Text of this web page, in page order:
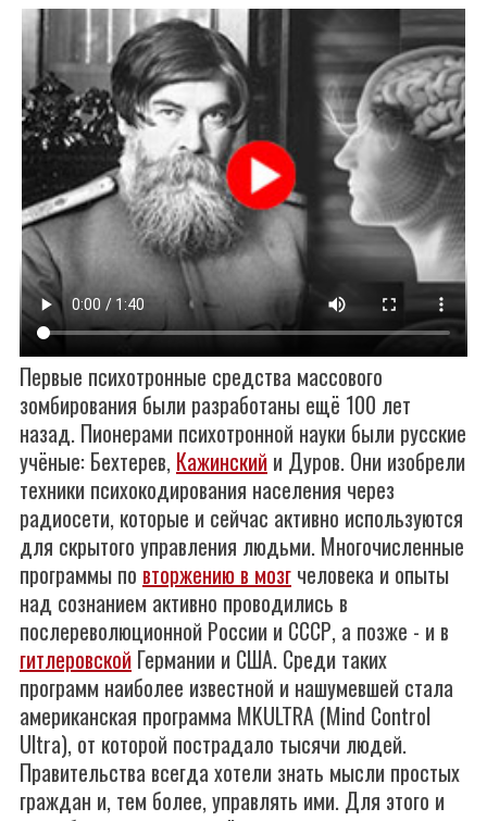
Первые психотронные средства массового
зомбирования были разработаны ещё 100 лет
назад. Пионерами психотронной науки были русские
учёные: Бехтерев, Кажинский и Дуров. Они изобрели
техники психокодирования населения через
радиосети, которые и сейчас активно используются
для скрытого управления людьми. Многочисленные
программы по вторжению в мозг человека и опыты
над сознанием активно проводились в
послереволюционной России и СССР, а позже - и в
гитлеровской Германии и США. Среди таких
программ наиболее известной и нашумевшей стала
американская программа MKULTRA (Mind Control
Ultra), от которой пострадало тысячи людей.
Правительства всегда хотели знать мысли простых
граждан и, тем более, управлять ими. Для этого и